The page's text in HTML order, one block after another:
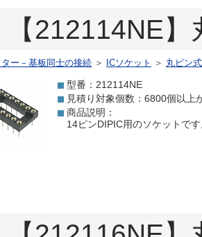
【212114NE
ター－基板同士の接続 ＞ ICソケット ＞ 丸ピン
型番：212114NE
見積り対象個数：6800個以上
商品説明：
14ピンDIPIC用のソケットで